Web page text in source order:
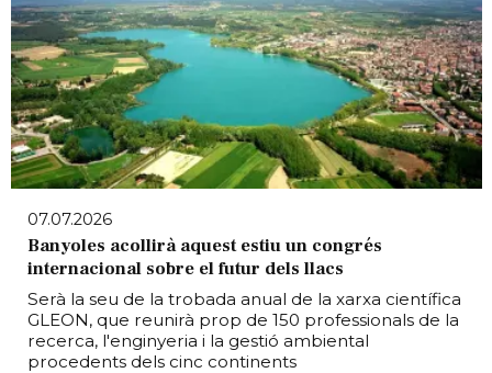
07.07.2026
Banyoles acollirà aquest estiu un congrés
internacional sobre el futur dels llacs
Serà la seu de la trobada anual de la xarxa científica
GLEON, que reunirà prop de 150 professionals de la
recerca, l'enginyeria i la gestió ambiental
procedents dels cinc continents